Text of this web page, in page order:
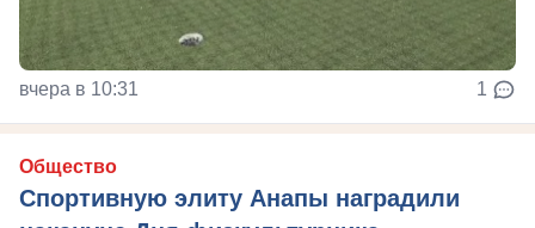
вчера в 10:31 1
Общество
Спортивную элиту Анапы наградили